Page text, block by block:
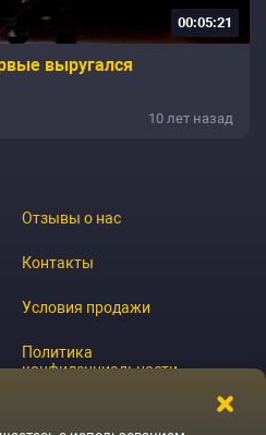
00:05:21
выругался
10 лет назад
Отзывы о нас
Контакты
Условия продажи
Политика
конфиденциальности